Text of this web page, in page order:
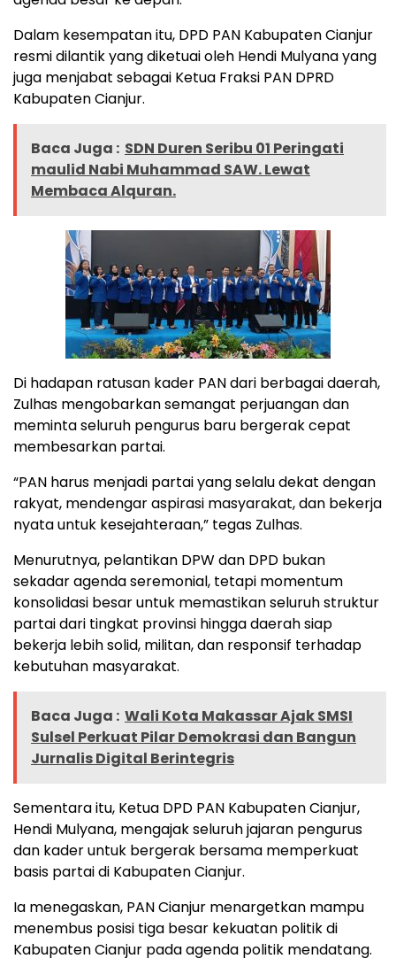
Dalam kesempatan itu, DPD PAN Kabupaten Cianjur
resmi dilantik yang diketuai oleh Hendi Mulyana yang
juga menjabat sebagai Ketua Fraksi PAN DPRD
Kabupaten Cianjur.
Baca Juga : SDN Duren Seribu 01 Peringati
maulid Nabi Muhammad SAW. Lewat
Membaca Alquran.
Di hadapan ratusan kader PAN dari berbagai daerah,
Zulhas mengobarkan semangat perjuangan dan
meminta seluruh pengurus baru bergerak cepat
membesarkan partai.
“PAN harus menjadi partai yang selalu dekat dengan
rakyat, mendengar aspirasi masyarakat, dan bekerja
nyata untuk kesejahteraan,” tegas Zulhas.
Menurutnya, pelantikan DPW dan DPD bukan
sekadar agenda seremonial, tetapi momentum
konsolidasi besar untuk memastikan seluruh struktur
partai dari tingkat provinsi hingga daerah siap
bekerja lebih solid, militan, dan responsif terhadap
kebutuhan masyarakat.
Baca Juga : Wali Kota Makassar Ajak SMSI
Sulsel Perkuat Pilar Demokrasi dan Bangun
Jurnalis Digital Berintegris
Sementara itu, Ketua DPD PAN Kabupaten Cianjur,
Hendi Mulyana, mengajak seluruh jajaran pengurus
dan kader untuk bergerak bersama memperkuat
basis partai di Kabupaten Cianjur.
Ia menegaskan, PAN Cianjur menargetkan mampu
menembus posisi tiga besar kekuatan politik di
Kabupaten Cianjur pada agenda politik mendatang.